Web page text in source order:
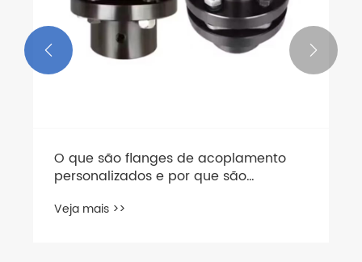
O que são flanges de acoplamento
personalizados e por que são
Veja mais >>
 